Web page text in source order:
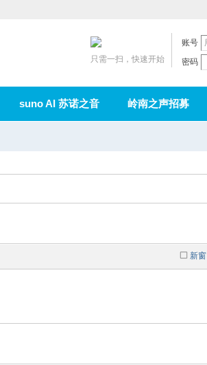
账号
密码
只需一扫，快速开始
suno AI 苏诺之音 岭南之声招募
新窗